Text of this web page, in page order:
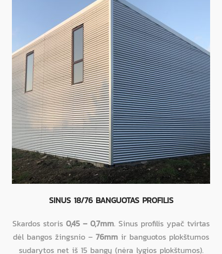
SINUS 18/76 BANGUOTAS PROFILIS
Skardos storis 0,45 – 0,7mm. Sinus profilis ypač tvirtas
dėl bangos žingsnio – 76mm ir banguotos plokštumos
sudarytos net iš 15 bangų (nėra lygios plokštumos).